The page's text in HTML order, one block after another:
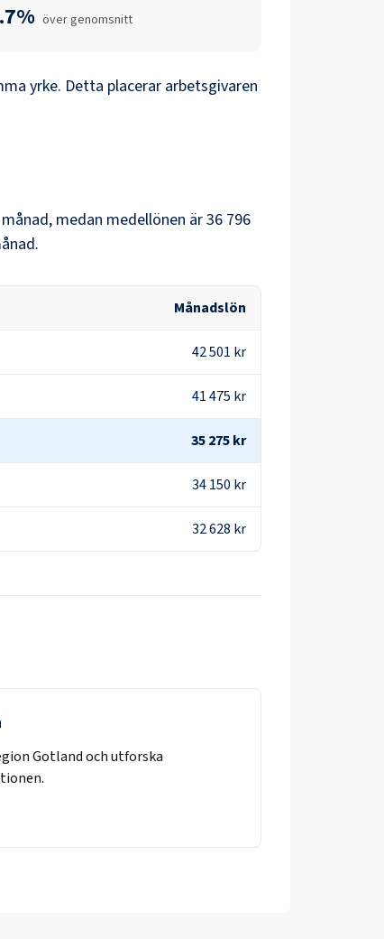
över genomsnitt
yrke. Detta placerar arbetsgivaren
medan medellönen är36 796
Månadslön
42 501 kr
41 475 kr
35 275 kr
34 150 kr
32 628 kr
Gotlandoch utforska